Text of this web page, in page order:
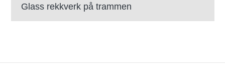
Glass rekkverk på trammen